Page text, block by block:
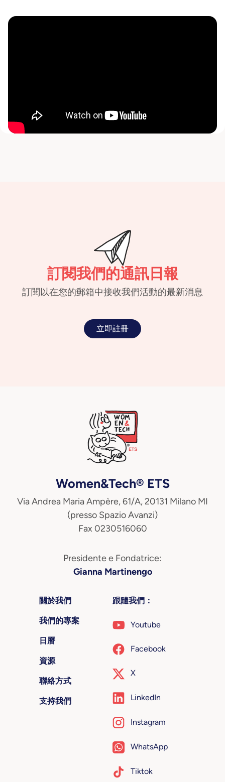
訂閱我們的通訊日報
訂閱以在您的郵箱中接收我們活動的最新消息
立即註冊
Women&Tech® ETS
Via Andrea Maria Ampère, 61/A, 20131 Milano MI
(presso Spazio Avanzi)
Fax 0230516060
Presidente e Fondatrice:
Gianna Martinengo
關於我們
我們的專案
日曆
資源
聯絡方式
支持我們
跟隨我們：
Youtube
Facebook
X
LinkedIn
Instagram
WhatsApp
Tiktok